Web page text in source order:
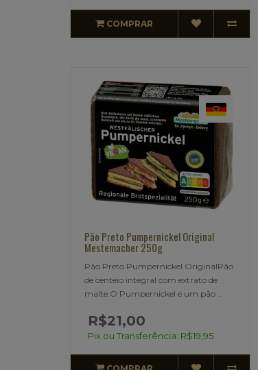
COMPRAR
Pão Preto Pumpernickel Original
Mestemacher 250g
Pão Preto Pumpernickel OriginalPão
de centeio integral com extrato de
malte.O Pumpernickel é um pão ..
R$21,00
Pix ou Transferência: R$19,95